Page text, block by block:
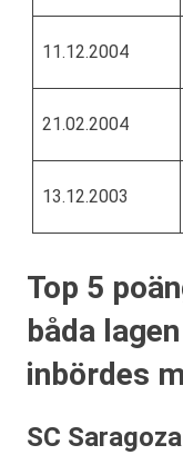
11.12.2004
21.02.2004
13.12.2003
Top 5
båda
inbördes
SC Saragoza